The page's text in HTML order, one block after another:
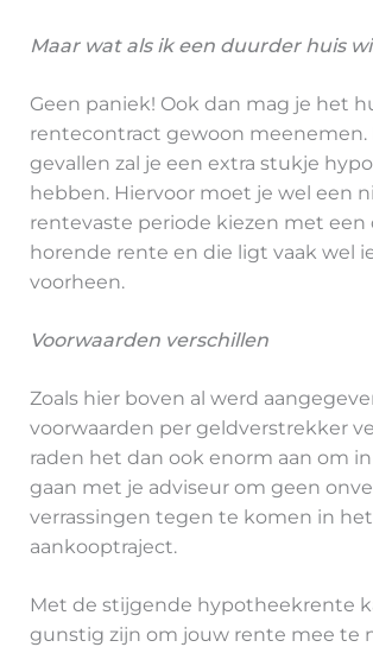
Maar wat als ik een duurder huis
Geen paniek! Ook dan mag je het
rentecontract gewoon meenemen.
gevallen zal je een extra stukje
hebben. Hiervoor moet je wel een
rentevaste periode kiezen met een
horende rente en die ligt vaak wel
voorheen.
Voorwaarden verschillen
Zoals hier boven al werd
voorwaarden per geldverstrekker
raden het dan ook enorm aan om
gaan met je adviseur om geen
verrassingen tegen te komen in het
aankooptraject.
Met de stijgende hypotheekrente
gunstig zijn om jouw rente mee te